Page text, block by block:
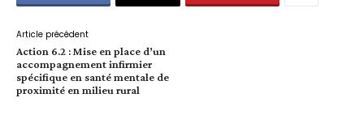
Article précédent
Action 6.2 : Mise en place d’un
accompagnement infirmier
spécifique en santé mentale de
proximité en milieu rural